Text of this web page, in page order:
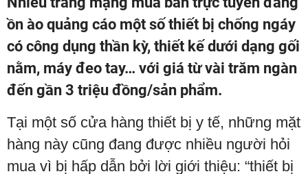
ồn ào quảng cáo một số thiết bị chống ngáy
có công dụng thần kỳ, thiết kế dưới dạng gối
nằm, máy đeo tay… với giá từ vài trăm ngàn
đến gần 3 triệu đồng/sản phẩm.
Tại một số cửa hàng thiết bị y tế, những mặt
hàng này cũng đang được nhiều người hỏi
mua vì bị hấp dẫn bởi lời giới thiệu: “thiết bị